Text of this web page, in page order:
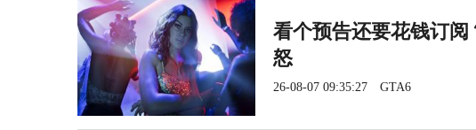
看个预告还要花钱订
怒
26-08-07 09:35:27 GTA6